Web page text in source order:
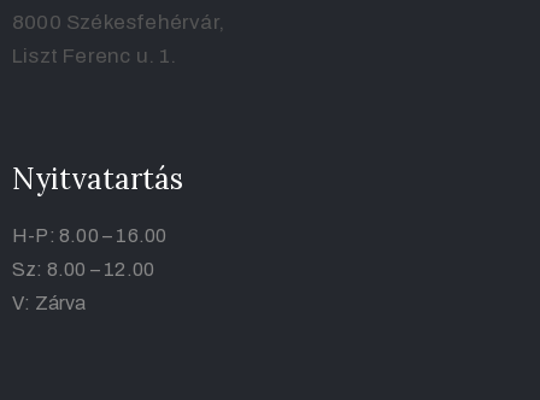
8000 Székesfehérvár,
Liszt Ferenc u. 1.
Nyitvatartás
H-P: 8.00 – 16.00
Sz: 8.00 – 12.00
V: Zárva